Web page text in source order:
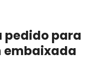
pedido para
embaixada